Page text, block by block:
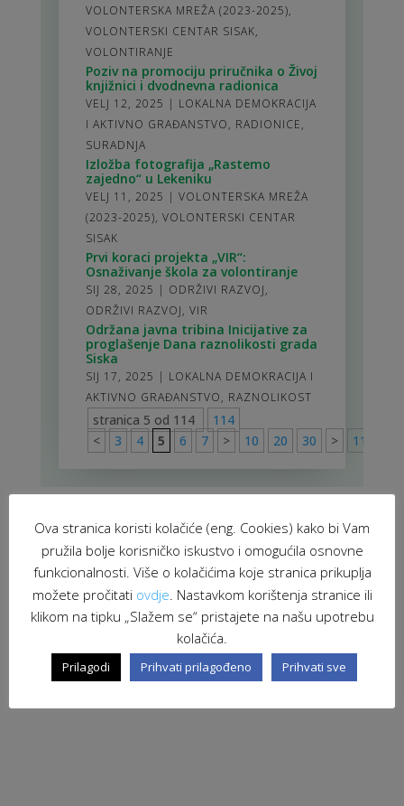
VOLONTERSKA MREŽA (2023-2025),
VOLONTERSKI CENTAR SISAK,
VOLONTIRANJE
Poziv na promociju priručnika o Živoj
knjižnici i dvodnevna radionica
VELJ 12, 2025 | LOKALNA DEMOKRACIJA
I AKTIVNO GRAĐANSTVO, RADIONICE,
SURADNJA
Izložba fotografija „Rastemo
zajedno“ u Lekeniku
VELJ 11, 2025 | VOLONTERSKA MREŽA
(2023-2025), VOLONTERSKI CENTAR
SISAK
Prvi koraci projekta „VIR“:
Osnaživanje škola za volontiranje
SIJ 28, 2025 | ODRŽIVI RAZVOJ,
ODRŽIVI RAZVOJ, VIR
Održana javna tribina Inicijative za
proglašenje Dana raznolikosti grada
Siska
SIJ 17, 2025 | LOKALNA DEMOKRACIJA I
AKTIVNO GRAĐANSTVO, RAZNOLIKOST
stranica 5 od 114
114
<
3 4 5 6 7 > 10 20 30 > 114
Ova stranica koristi kolačiće (eng. Cookies) kako bi Vam
pružila bolje korisničko iskustvo i omogućila osnovne
funkcionalnosti. Više o kolačićima koje stranica prikuplja
možete pročitati ovdje . Nastavkom korištenja stranice ili
klikom na tipku „Slažem se“ pristajete na našu upotrebu
kolačića.
Prilagodi Prihvati prilagođeno Prihvati sve